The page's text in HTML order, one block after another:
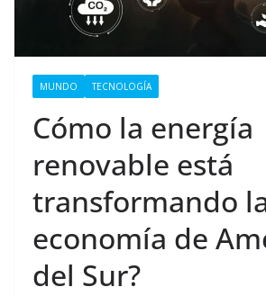
MUNDO TECNOLOGÍA
Cómo la energía
renovable está
transformando
economía de
del Sur?